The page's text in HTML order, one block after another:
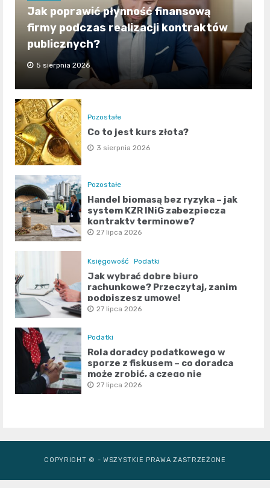
Jak poprawić płynność finansową
firmy podczas realizacji kontraktów
publicznych?
5 sierpnia 2026
Pozostałe
Co to jest kurs złota?
3 sierpnia 2026
Pozostałe
Handel biomasą bez ryzyka – jak
system KZR INiG zabezpiecza
kontrakty terminowe?
27 lipca 2026
Księgowość Podatki
Jak wybrać dobre biuro
rachunkowe? Przeczytaj, zanim
podpiszesz umowę!
27 lipca 2026
Podatki
Rola doradcy podatkowego w
sporze z fiskusem – co doradca
może zrobić, a czego nie
27 lipca 2026
COPYRIGHT © - WSZYSTKIE PRAWA ZASTRZEŻONE